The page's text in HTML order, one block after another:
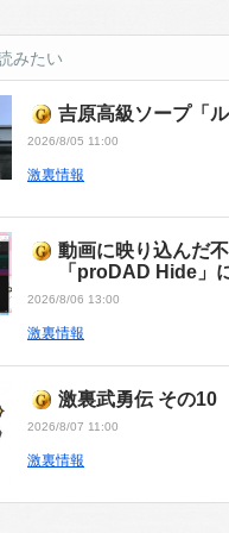
みたい
吉原高級ソープ「
2026/8/05 11:00
激裏情報
動画に映り込んだ
「proDAD Hide」
2026/8/06 13:00
激裏情報
激裏武勇伝 その10
2026/8/07 11:00
激裏情報